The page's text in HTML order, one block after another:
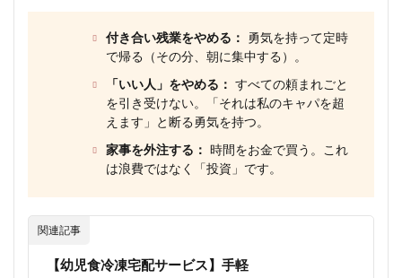
付き合い残業をやめる：
勇気を持って定時
で帰る（その分、朝に集中する）。
「いい人」をやめる：
すべての頼まれごと
を引き受けない。「それは私のキャパを超
えます」と断る勇気を持つ。
家事を外注する：
時間をお金で買う。これ
は浪費ではなく「投資」です。
関連記事
【幼児食冷凍宅配サービス】手軽